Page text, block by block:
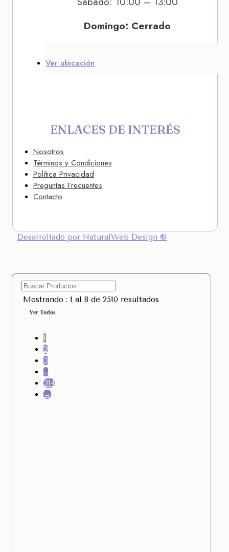
Domingo: Cerrado
Ver ubicación
ENLACES DE INTERÉS
Nosotros
Términos y Condiciones
Política Privacidad
Preguntas Frecuentes
Contacto
Desarrollado por NaturalWeb Design ®
Mostrando : 1 al 8 de 2510 resultados
Ver Todos
1
2
3
…
314
→